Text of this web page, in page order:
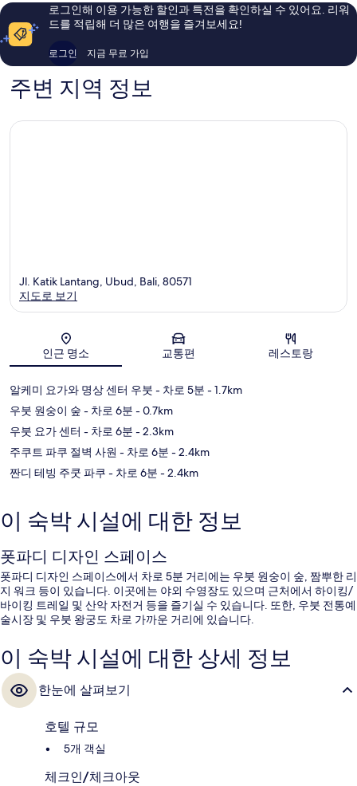
기
42
후
로그인해 이용 가능한 할인과 특전을 확인하실 수 있어요. 리워
드를 적립해 더 많은 여행을 즐겨보세요!
로그인 지금 무료 가입
주변 지역 정보
지도
Jl. Katik Lantang, Ubud, Bali, 80571
지도로 보기
인근 명소 교통편 레스토랑
알케미 요가와 명상 센터 우붓 - 차로 5분 - 1.7km
우붓 원숭이 숲 - 차로 6분 - 0.7km
우붓 요가 센터 - 차로 6분 - 2.3km
주쿠트 파쿠 절벽 사원 - 차로 6분 - 2.4km
짠디 테빙 주쿳 파쿠 - 차로 6분 - 2.4km
이 숙박 시설에 대한 정보
폿파디 디자인 스페이스
폿파디 디자인 스페이스에서 차로 5분 거리에는 우붓 원숭이 숲, 짬뿌한 리
지 워크 등이 있습니다. 이곳에는 야외 수영장도 있으며 근처에서 하이킹/
바이킹 트레일 및 산악 자전거 등을 즐기실 수 있습니다. 또한, 우붓 전통예
술시장 및 우붓 왕궁도 차로 가까운 거리에 있습니다.
이 숙박 시설에 대한 상세 정보
한눈에 살펴보기
호텔 규모
5개 객실
체크인/체크아웃